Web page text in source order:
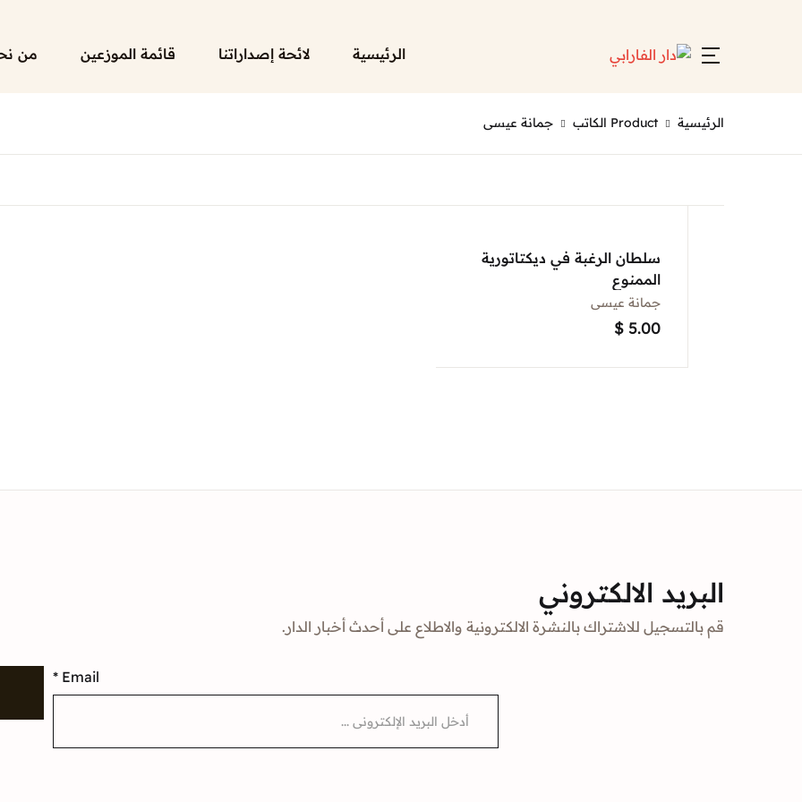
الرئيسية لائحة إصداراتنا قائمة الموزعين من
الرئيسية Product الكاتب جمانة عيسى
سلطان الرغبة في ديكتاتورية
الممنوع
جمانة عيسى
$ 5.00
البريد الالكتروني
قم بالتسجيل للاشتراك بالنشرة الالكترونية والاطلاع على أحدث أخبار الدار.
Email
*